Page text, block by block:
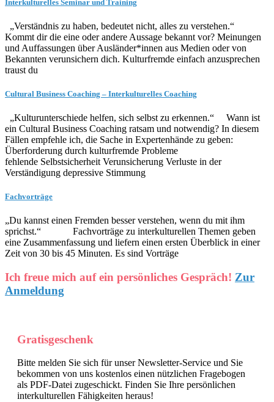
Interkulturelles Seminar und Training
„Verständnis zu haben, bedeutet nicht, alles zu verstehen.“
Kommt dir die eine oder andere Aussage bekannt vor? Meinungen
und Auffassungen über Ausländer*innen aus Medien oder von
Bekannten verunsichern dich. Kulturfremde einfach anzusprechen
traust du
Cultural Business Coaching – Interkulturelles Coaching
„Kulturunterschiede helfen, sich selbst zu erkennen.“ Wann ist
ein Cultural Business Coaching ratsam und notwendig? In diesem
Fällen empfehle ich, die Sache in Expertenhände zu geben:
Überforderung durch kulturfremde Probleme
fehlende Selbstsicherheit Verunsicherung Verluste in der
Verständigung depressive Stimmung
Fachvorträge
„Du kannst einen Fremden besser verstehen, wenn du mit ihm
sprichst.“ Fachvorträge zu interkulturellen Themen geben
eine Zusammenfassung und liefern einen ersten Überblick in einer
Zeit von 30 bis 45 Minuten. Es sind Vorträge
Ich freue mich auf ein persönliches Gespräch! Zur
Anmeldung
Gratisgeschenk
Bitte melden Sie sich für unser Newsletter-Service und Sie
bekommen von uns kostenlos einen nützlichen Fragebogen
als PDF-Datei zugeschickt. Finden Sie Ihre persönlichen
interkulturellen Fähigkeiten heraus!